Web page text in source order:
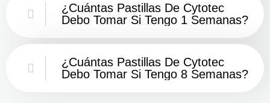
¿Cuántas Pastillas De Cytotec
Debo Tomar Si Tengo 1 Semanas?
¿Cuántas Pastillas De Cytotec
Debo Tomar Si Tengo 8 Semanas?